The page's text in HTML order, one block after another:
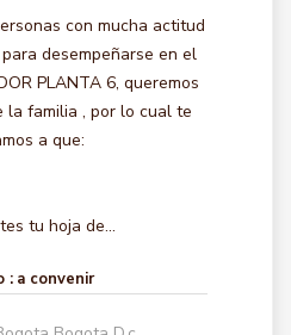
con mucha actitud
desempeñarse en el
PLANTA 6, queremos
la familia , por lo cual te
a que:
tu hoja de...
: a convenir